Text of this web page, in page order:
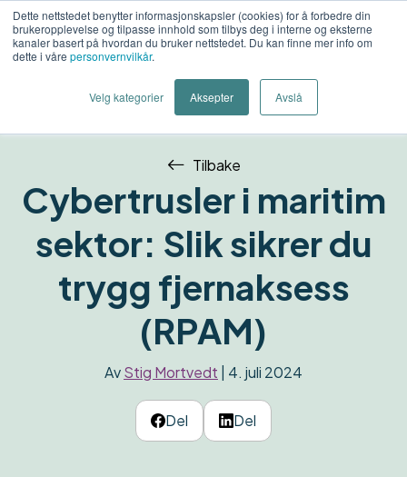
Dette nettstedet benytter informasjonskapsler (cookies) for å forbedre din
brukeropplevelse og tilpasse innhold som tilbys deg i interne og eksterne
kanaler basert på hvordan du bruker nettstedet. Du kan finne mer info om
dette i våre personvernvilkår.
Velg kategorier Aksepter Avslå
Tilbake
Cybertrusler i maritim
sektor: Slik sikrer du
trygg fjernaksess
(RPAM)
AvStig Mortvedt | 4. juli 2024
Del Del